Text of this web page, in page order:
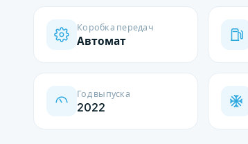
Коробка передач
Автомат
Год выпуска
2022